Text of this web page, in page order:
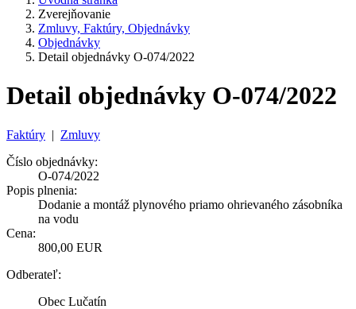
Zverejňovanie
Zmluvy, Faktúry, Objednávky
Objednávky
Detail objednávky O-074/2022
Detail objednávky O-074/2022
Faktúry | Zmluvy
Číslo objednávky:
O-074/2022
Popis plnenia:
Dodanie a montáž plynového priamo ohrievaného zásobníka
na vodu
Cena:
800,00 EUR
Odberateľ:
Obec Lučatín